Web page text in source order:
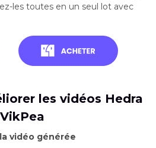
les toutes en un seul lot avec
les vidéos Hedra
vidéo générée